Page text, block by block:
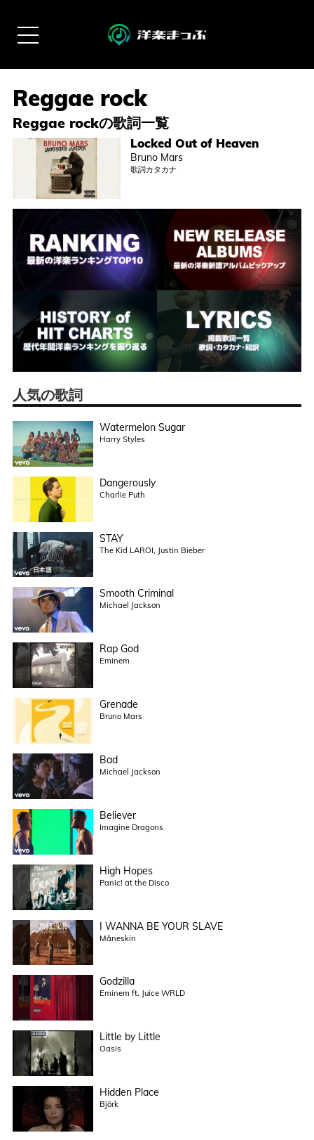
Reggae rockの歌詞一覧
Locked Out of Heaven
Bruno Mars
歌詞カタカナ
人気の歌詞
Watermelon Sugar
Harry Styles
Dangerously
Charlie Puth
STAY
The Kid LAROI, Justin Bieber
Smooth Criminal
Michael Jackson
Rap God
Eminem
Grenade
Bruno Mars
Bad
Michael Jackson
Believer
Imagine Dragons
High Hopes
Panic! at the Disco
I WANNA BE YOUR SLAVE
Måneskin
Godzilla
Eminem ft. Juice WRLD
Little by Little
Oasis
Hidden Place
Björk